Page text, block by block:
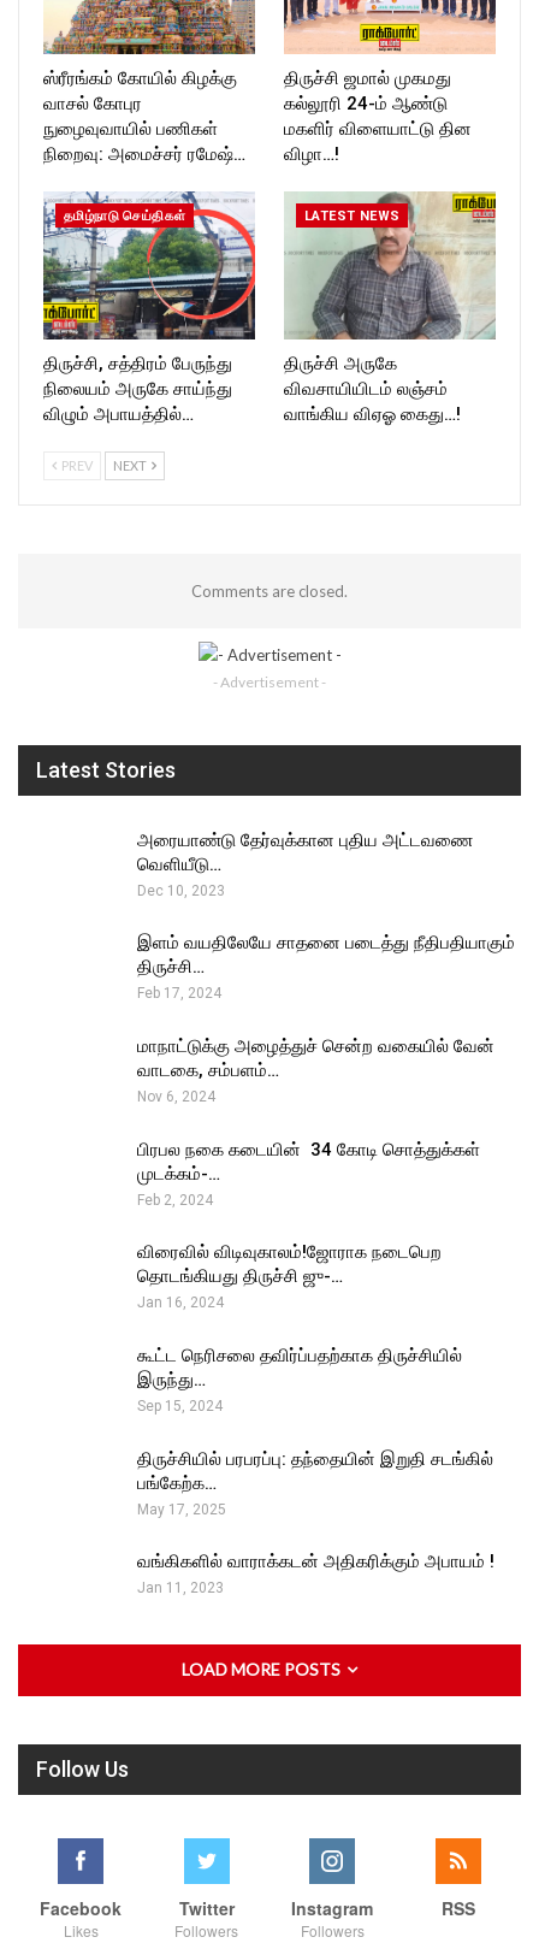
ஸ்ரீரங்கம் கோயில் கிழக்கு
வாசல் கோபுர
நுழைவுவாயில் பணிகள்
நிறைவு: அமைச்சர் ரமேஷ்…
திருச்சி ஜமால் முகமது
கல்லூரி 24-ம் ஆண்டு
மகளிர் விளையாட்டு தின
விழா…!
தமிழ்நாடு செய்திகள்
திருச்சி, சத்திரம் பேருந்து
நிலையம் அருகே சாய்ந்து
விழும் அபாயத்தில்…
LATEST NEWS
திருச்சி அருகே
விவசாயியிடம் லஞ்சம்
வாங்கிய விஏஓ கைது…!
PREV NEXT
Comments are closed.
- Advertisement -
Latest Stories
அரையாண்டு தேர்வுக்கான புதிய அட்டவணை
வெளியீடு…
Dec 10, 2023
இளம் வயதிலேயே சாதனை படைத்து நீதிபதியாகும்
திருச்சி…
Feb 17, 2024
மாநாட்டுக்கு அழைத்துச் சென்ற வகையில் வேன்
வாடகை, சம்பளம்…
Nov 6, 2024
பிரபல நகை கடையின் ₹ 34 கோடி சொத்துக்கள்
முடக்கம்-…
Feb 2, 2024
விரைவில் விடிவுகாலம்!ஜோராக நடைபெற
தொடங்கியது திருச்சி ஜு-…
Jan 16, 2024
கூட்ட நெரிசலை தவிர்ப்பதற்காக திருச்சியில்
இருந்து…
Sep 15, 2024
திருச்சியில் பரபரப்பு: தந்தையின் இறுதி சடங்கில்
பங்கேற்க…
May 17, 2025
வங்கிகளில் வாராக்கடன் அதிகரிக்கும் அபாயம் !
Jan 11, 2023
LOAD MORE POSTS
Follow Us
Facebook
Likes
Twitter
Followers
Instagram
Followers
RSS